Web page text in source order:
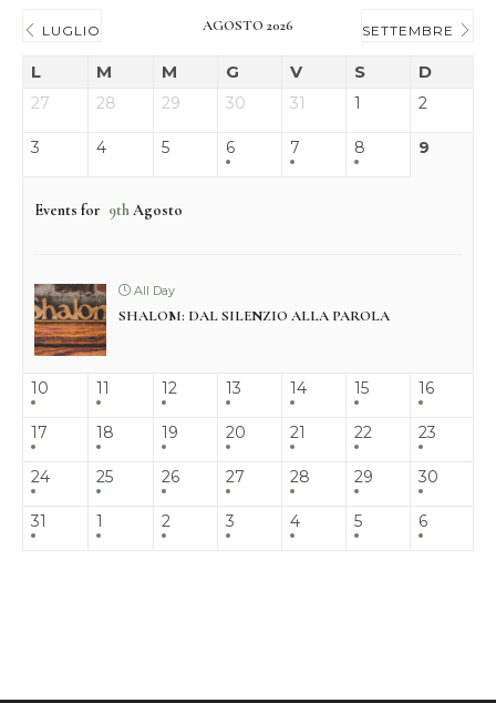
LUGLIO AGOSTO 2026 SETTEMBRE
L M M G V S D
27 28 29 30 31 1 2
3 4 5 6 7 8 9
Events for 9thAgosto
All Day
SHALOM: DAL SILENZIO ALLA PAROLA
10 11 12 13 14 15 16
17 18 19 20 21 22 23
24 25 26 27 28 29 30
31 1 2 3 4 5 6